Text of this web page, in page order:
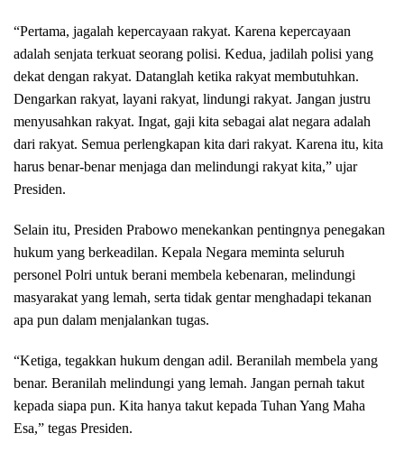
“Pertama, jagalah kepercayaan rakyat. Karena kepercayaan
adalah senjata terkuat seorang polisi. Kedua, jadilah polisi yang
dekat dengan rakyat. Datanglah ketika rakyat membutuhkan.
Dengarkan rakyat, layani rakyat, lindungi rakyat. Jangan justru
menyusahkan rakyat. Ingat, gaji kita sebagai alat negara adalah
dari rakyat. Semua perlengkapan kita dari rakyat. Karena itu, kita
harus benar-benar menjaga dan melindungi rakyat kita,” ujar
Presiden.
Selain itu, Presiden Prabowo menekankan pentingnya penegakan
hukum yang berkeadilan. Kepala Negara meminta seluruh
personel Polri untuk berani membela kebenaran, melindungi
masyarakat yang lemah, serta tidak gentar menghadapi tekanan
apa pun dalam menjalankan tugas.
“Ketiga, tegakkan hukum dengan adil. Beranilah membela yang
benar. Beranilah melindungi yang lemah. Jangan pernah takut
kepada siapa pun. Kita hanya takut kepada Tuhan Yang Maha
Esa,” tegas Presiden.